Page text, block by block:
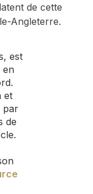
de cette
Angleterre.
est
en
et
par
de